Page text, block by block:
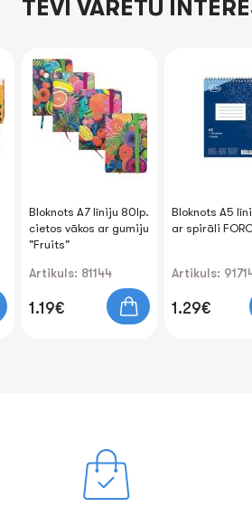
TEVI VARĒTU
Bloknots A7 līniju 80lp.
cietos vākos ar gumiju
"Fruits"
Artikuls: 81144
1.19€
Bloknots A5
ar spirāli
Artikuls:
1.29€